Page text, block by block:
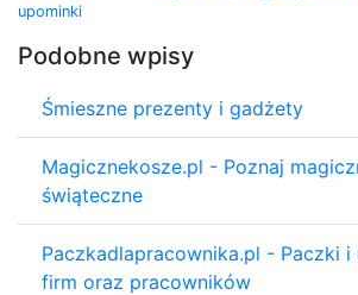
upominki
Podobne wpisy
Śmieszne prezenty i gadżety
Magicznekosze.pl - Poznaj
świąteczne
Paczkadlapracownika.pl - Paczki i
firm oraz pracowników